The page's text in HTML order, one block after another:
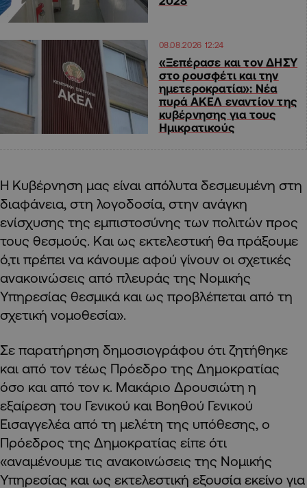
08.08.2026 12:24
«Ξεπέρασε και τον ΔΗΣΥ
στο ρουσφέτι και την
ημετεροκρατία»: Νέα
πυρά ΑΚΕΛ εναντίον της
κυβέρνησης για τους
Ημικρατικούς
Η Κυβέρνηση μας είναι απόλυτα δεσμευμένη στη
διαφάνεια, στη λογοδοσία, στην ανάγκη
ενίσχυσης της εμπιστοσύνης των πολιτών προς
τους θεσμούς. Και ως εκτελεστική θα πράξουμε
ό,τι πρέπει να κάνουμε αφού γίνουν οι σχετικές
ανακοινώσεις από πλευράς της Νομικής
Υπηρεσίας θεσμικά και ως προβλέπεται από τη
σχετική νομοθεσία».
Σε παρατήρηση δημοσιογράφου ότι ζητήθηκε
και από τον τέως Πρόεδρο της Δημοκρατίας
όσο και από τον κ. Μακάριο Δρουσιώτη η
εξαίρεση του Γενικού και Βοηθού Γενικού
Εισαγγελέα από τη μελέτη της υπόθεσης, ο
Πρόεδρος της Δημοκρατίας είπε ότι
«αναμένουμε τις ανακοινώσεις της Νομικής
Υπηρεσίας και ως εκτελεστική εξουσία εκείνο για